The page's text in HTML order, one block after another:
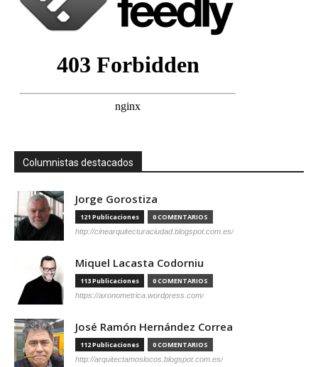
Columnistas destacados
Jorge Gorostiza
121 Publicaciones 0 COMENTARIOS
http://cinearquitecturaciudad.blogspot.com.es/
Miquel Lacasta Codorniu
113 Publicaciones 0 COMENTARIOS
https://axonometrica.wordpress.com/
José Ramón Hernández Correa
112 Publicaciones 0 COMENTARIOS
http://arquitectamoslocos.blogspot.com.es/